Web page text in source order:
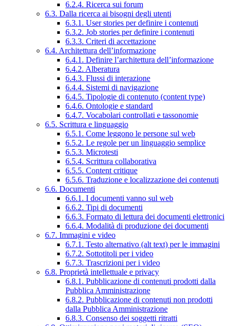
6.2.4. Ricerca sui forum
6.3. Dalla ricerca ai bisogni degli utenti
6.3.1. User stories per definire i contenuti
6.3.2. Job stories per definire i contenuti
6.3.3. Criteri di accettazione
6.4. Architettura dell’informazione
6.4.1. Definire l’architettura dell’informazione
6.4.2. Alberatura
6.4.3. Flussi di interazione
6.4.4. Sistemi di navigazione
6.4.5. Tipologie di contenuto (content type)
6.4.6. Ontologie e standard
6.4.7. Vocabolari controllati e tassonomie
6.5. Scrittura e linguaggio
6.5.1. Come leggono le persone sul web
6.5.2. Le regole per un linguaggio semplice
6.5.3. Microtesti
6.5.4. Scrittura collaborativa
6.5.5. Content critique
6.5.6. Traduzione e localizzazione dei contenuti
6.6. Documenti
6.6.1. I documenti vanno sul web
6.6.2. Tipi di documenti
6.6.3. Formato di lettura dei documenti elettronici
6.6.4. Modalità di produzione dei documenti
6.7. Immagini e video
6.7.1. Testo alternativo (alt text) per le immagini
6.7.2. Sottotitoli per i video
6.7.3. Trascrizioni per i video
6.8. Proprietà intellettuale e privacy
6.8.1. Pubblicazione di contenuti prodotti dalla
Pubblica Amministrazione
6.8.2. Pubblicazione di contenuti non prodotti
dalla Pubblica Amministrazione
6.8.3. Consenso dei soggetti ritratti